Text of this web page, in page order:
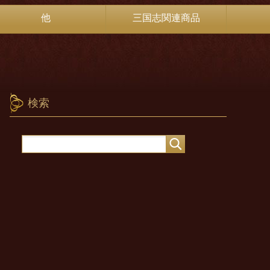
他 三国志関連商品
検索